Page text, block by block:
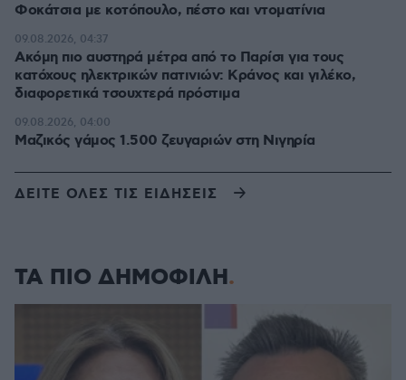
Φοκάτσια με κοτόπουλο, πέστο και ντοματίνια
Ακόμη πιο αυστηρά μέτρα από το Παρίσι για τους
κατόχους ηλεκτρικών πατινιών: Κράνος και γιλέκο,
διαφορετικά τσουχτερά πρόστιμα
09.08.2026, 04:37
Μαζικός γάμος 1.500 ζευγαριών στη Νιγηρία
09.08.2026, 04:00
ΔΕΙΤΕ ΟΛΕΣ ΤΙΣ ΕΙΔΗΣΕΙΣ
ΤΑ ΠΙΟ ΔΗΜΟΦΙΛΗ